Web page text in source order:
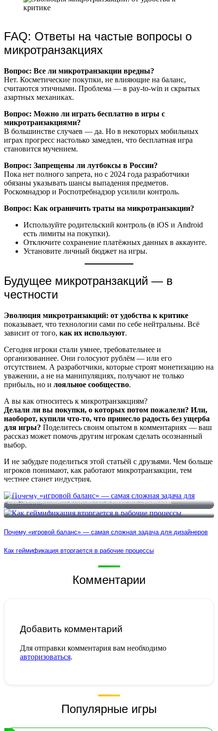
FAQ: Ответы на частые вопросы о
микротранзакциях
Вопрос: Все ли микротранзакции вредны?
Нет. Косметические покупки, не влияющие на баланс,
считаются этичными. Проблема — в pay-to-win и скрытых
азартных механиках.
Вопрос: Можно ли играть бесплатно в игры с
микротранзакциями?
В большинстве случаев — да. Но в некоторых мобильных
играх прогресс настолько замедлен, что бесплатная игра
становится мучением.
Вопрос: Запрещены ли лутбоксы в России?
Пока нет полного запрета, но с 2024 года разработчики
обязаны указывать шансы выпадения предметов.
Роскомнадзор и Роспотребнадзор усилили контроль.
Вопрос: Как ограничить траты на микротранзакции?
Используйте родительский контроль (в iOS и Android
есть лимиты на покупки).
Отключите сохранение платёжных данных в аккаунте.
Установите личный бюджет на игры.
Будущее микротранзакций — в
честности
Эволюция микротранзакций: от удобства к критике
показывает, что технологии сами по себе нейтральны. Всё
зависит от того, как их используют.
Сегодня игроки стали умнее, требовательнее и
организованнее. Они голосуют рублём — или его
отсутствием. А разработчики, которые строят монетизацию на
уважении, а не на манипуляциях, получают не только
прибыль, но и лояльное сообщество.
А вы как относитесь к микротранзакциям?
Делали ли вы покупки, о которых потом пожалели? Или,
наоборот, купили что-то, что принесло радость без ущерба
для игры? Поделитесь своим опытом в комментариях — ваш
рассказ может помочь другим игрокам сделать осознанный
выбор.
И не забудьте поделиться этой статьёй с друзьями. Чем больше
игроков понимают, как работают микротранзакции, тем
честнее станет индустрия.
Почему «игровой баланс» — самая сложная задача для
дизайнеров
Как геймификация вторгается в рабочие процессы
Почему «игровой баланс» — самая сложная задача для дизайнеров
Как геймификация вторгается в рабочие процессы
Комментарии
Добавить комментарий
Для отправки комментария вам необходимо
авторизоваться.
Популярные игры